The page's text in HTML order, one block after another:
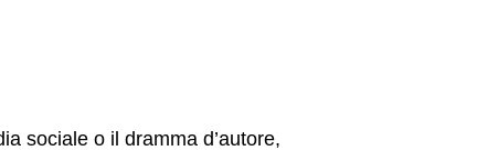
sociale o il dramma d’autore,